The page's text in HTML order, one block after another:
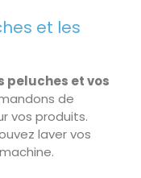
et les
peluches et vos
de
vos produits.
laver vos